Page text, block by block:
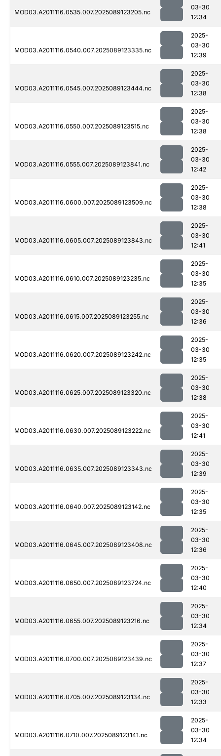
MOD03.A2011116.0535.007.2025089123205.nc
03-30
12:34
MOD03.A2011116.0540.007.2025089123335.nc
2025-
03-30
12:39
MOD03.A2011116.0545.007.2025089123444.nc
2025-
03-30
12:38
MOD03.A2011116.0550.007.2025089123515.nc
2025-
03-30
12:38
MOD03.A2011116.0555.007.2025089123841.nc
2025-
03-30
12:42
MOD03.A2011116.0600.007.2025089123509.nc
2025-
03-30
12:38
MOD03.A2011116.0605.007.2025089123843.nc
2025-
03-30
12:41
MOD03.A2011116.0610.007.2025089123235.nc
2025-
03-30
12:35
MOD03.A2011116.0615.007.2025089123255.nc
2025-
03-30
12:36
MOD03.A2011116.0620.007.2025089123242.nc
2025-
03-30
12:35
MOD03.A2011116.0625.007.2025089123320.nc
2025-
03-30
12:38
MOD03.A2011116.0630.007.2025089123222.nc
2025-
03-30
12:41
MOD03.A2011116.0635.007.2025089123343.nc
2025-
03-30
12:39
MOD03.A2011116.0640.007.2025089123142.nc
2025-
03-30
12:35
MOD03.A2011116.0645.007.2025089123408.nc
2025-
03-30
12:36
MOD03.A2011116.0650.007.2025089123724.nc
2025-
03-30
12:40
MOD03.A2011116.0655.007.2025089123216.nc
2025-
03-30
12:34
MOD03.A2011116.0700.007.2025089123439.nc
2025-
03-30
12:37
MOD03.A2011116.0705.007.2025089123134.nc
2025-
03-30
12:33
MOD03.A2011116.0710.007.2025089123141.nc
2025-
03-30
12:34